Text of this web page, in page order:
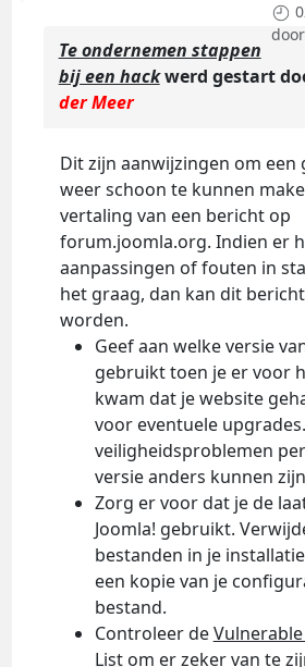
door
Te ondernemen stappen
bij een hackwerd gestart
der Meer
Dit zijn aanwijzingen om een
weer schoon te kunnen
vertaling van een bericht op
forum.joomla.org. Indien er
aanpassingen of fouten in
het graag, dan kan dit
worden.
Geef aan welke versie
gebruikt toen je er voor
kwam dat je website
voor eventuele
veiligheidsproblemen
versie anders kunnen zijn
Zorg er voor dat je de
Joomla! gebruikt.
bestanden in je
een kopie van je
bestand.
Controleer de
Listom er zeker van te